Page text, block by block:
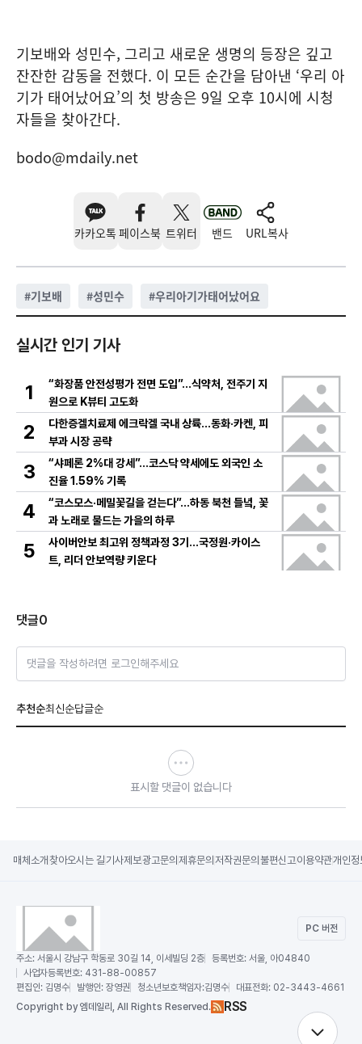
기보배와 성민수, 그리고 새로운 생명의 등장은 깊고
잔잔한 감동을 전했다. 이 모든 순간을 담아낸 ‘우리 아
기가 태어났어요’의 첫 방송은 9일 오후 10시에 시청
자들을 찾아간다.
bodo@mdaily.net
카카오톡 페이스북 트위터 밴드 URL복사
#기보배 #성민수 #우리아기가태어났어요
실시간 인기 기사
1
“화장품 안전성평가 전면 도입”…식약처, 전주기 지
원으로 K뷰티 고도화
2
다한증겔치료제 에크락겔 국내 상륙…동화·카켄, 피
부과 시장 공략
3
“샤페론 2%대 강세”…코스닥 약세에도 외국인 소
진율 1.59% 기록
4
“코스모스·메밀꽃길을 걷는다”…하동 북천 들녘, 꽃
과 노래로 물드는 가을의 하루
5
사이버안보 최고위 정책과정 3기…국정원·카이스
트, 리더 안보역량 키운다
댓글0
댓글을 작성하려면 로그인해주세요
추천순최신순답글순
표시할 댓글이 없습니다
매체소개 찾아오시는 길기사제보광고문의 제휴문의 저작권문의 불편신고이용약관개인정
PC 버전
주소: 서울시 강남구 학동로 30길 14, 이세빌딩 2층 등록번호: 서울, 아04840
사업자등록번호: 431-88-00857
편집인: 김명수 발행인: 장영권 청소년보호책임자:김명수 대표전화: 02-3443-4661
Copyright by 엠데일리, All Rights Reserved. RSS